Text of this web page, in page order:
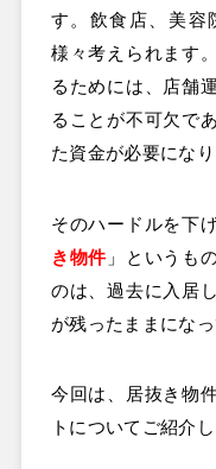
す。飲食店、美容
様々考えられます
るためには、店舗
ることが不可欠で
た資金が必要になり
そのハードルを下
き物件 」というも
のは、過去に入居
が残ったままにな
今回は、居抜き物
トについてご紹介し